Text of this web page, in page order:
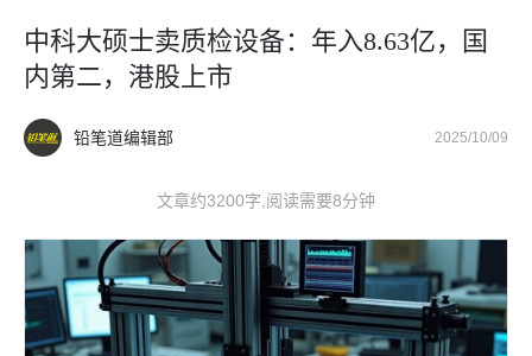
中科大硕士卖质检设备：年入8.63亿，国
内第二，港股上市
铅笔道编辑部 2025/10/09
文章约3200字,阅读需要8分钟